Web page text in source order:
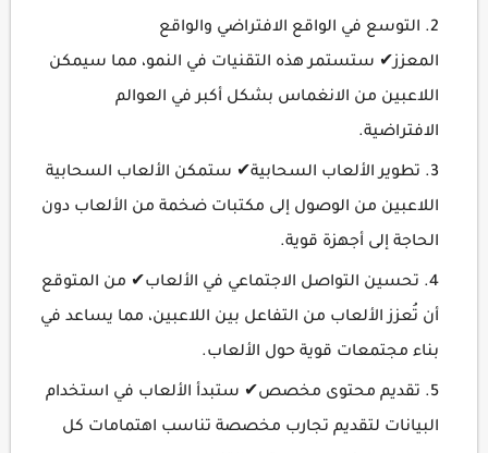
التوسع في الواقع الافتراضي والواقع
المعزز✔ ستستمر هذه التقنيات في النمو، مما سيمكن
اللاعبين من الانغماس بشكل أكبر في العوالم
الافتراضية.
تطوير الألعاب السحابية✔ ستمكن الألعاب السحابية
اللاعبين من الوصول إلى مكتبات ضخمة من الألعاب دون
الحاجة إلى أجهزة قوية.
تحسين التواصل الاجتماعي في الألعاب✔ من المتوقع
أن تُعزز الألعاب من التفاعل بين اللاعبين، مما يساعد في
بناء مجتمعات قوية حول الألعاب.
تقديم محتوى مخصص✔ ستبدأ الألعاب في استخدام
البيانات لتقديم تجارب مخصصة تناسب اهتمامات كل